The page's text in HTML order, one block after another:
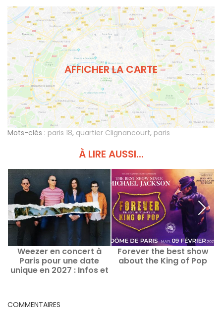
AFFICHER LA CARTE
Mots-clés : paris 18, quartier Clignancourt, paris
À LIRE AUSSI...
Weezer en concert à
Paris pour une date
unique en 2027 : Infos et
Forever the best show
about the King of Pop
COMMENTAIRES